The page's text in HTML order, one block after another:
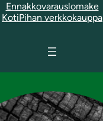
Ennakkovarauslomake
KotiPihan verkkokauppa